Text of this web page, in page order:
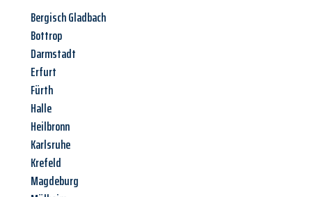
Bergisch Gladbach
Bottrop
Darmstadt
Erfurt
Fürth
Halle
Heilbronn
Karlsruhe
Krefeld
Magdeburg